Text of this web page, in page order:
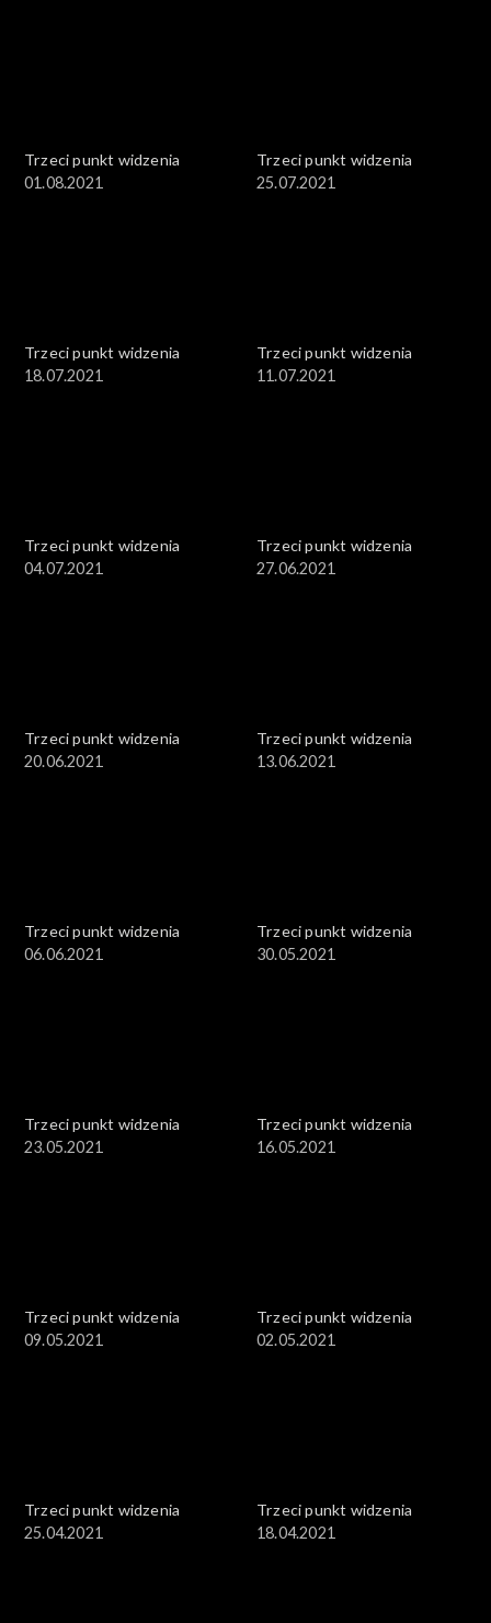
Trzeci punkt widzenia
01.08.2021
Trzeci punkt widzenia
25.07.2021
Trzeci punkt widzenia
18.07.2021
Trzeci punkt widzenia
11.07.2021
Trzeci punkt widzenia
04.07.2021
Trzeci punkt widzenia
27.06.2021
Trzeci punkt widzenia
20.06.2021
Trzeci punkt widzenia
13.06.2021
Trzeci punkt widzenia
06.06.2021
Trzeci punkt widzenia
30.05.2021
Trzeci punkt widzenia
23.05.2021
Trzeci punkt widzenia
16.05.2021
Trzeci punkt widzenia
09.05.2021
Trzeci punkt widzenia
02.05.2021
Trzeci punkt widzenia
25.04.2021
Trzeci punkt widzenia
18.04.2021